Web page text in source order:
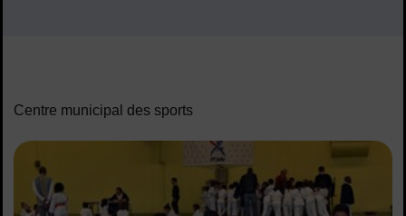
Centre municipal des sports